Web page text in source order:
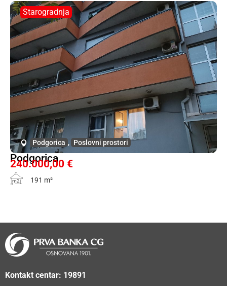
Starogradnja
Podgorica , Poslovni prostori
Podgorica
240.000,00 €
m2 191 m²
Kontakt centar: 19891